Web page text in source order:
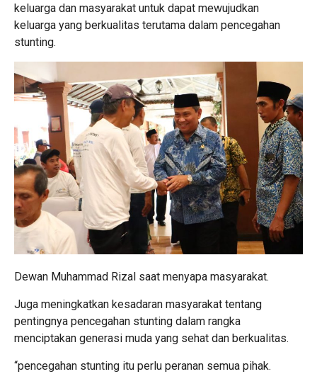
keluarga dan masyarakat untuk dapat mewujudkan
keluarga yang berkualitas terutama dalam pencegahan
stunting.
Dewan Muhammad Rizal saat menyapa masyarakat.
Juga meningkatkan kesadaran masyarakat tentang
pentingnya pencegahan stunting dalam rangka
menciptakan generasi muda yang sehat dan berkualitas.
“pencegahan stunting itu perlu peranan semua pihak.